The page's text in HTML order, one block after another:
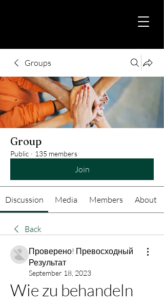
Groups
Group
Public · 135 members
Join
Discussion Media Members About
Back
Проверено! Превосходный
Результат
September 18, 2023
Wie zu behandeln